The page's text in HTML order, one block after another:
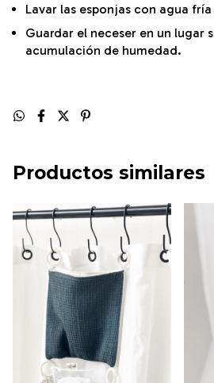
Lavar las esponjas con agua
Guardar el neceser en un lugar
acumulación de humedad.
Productos similares